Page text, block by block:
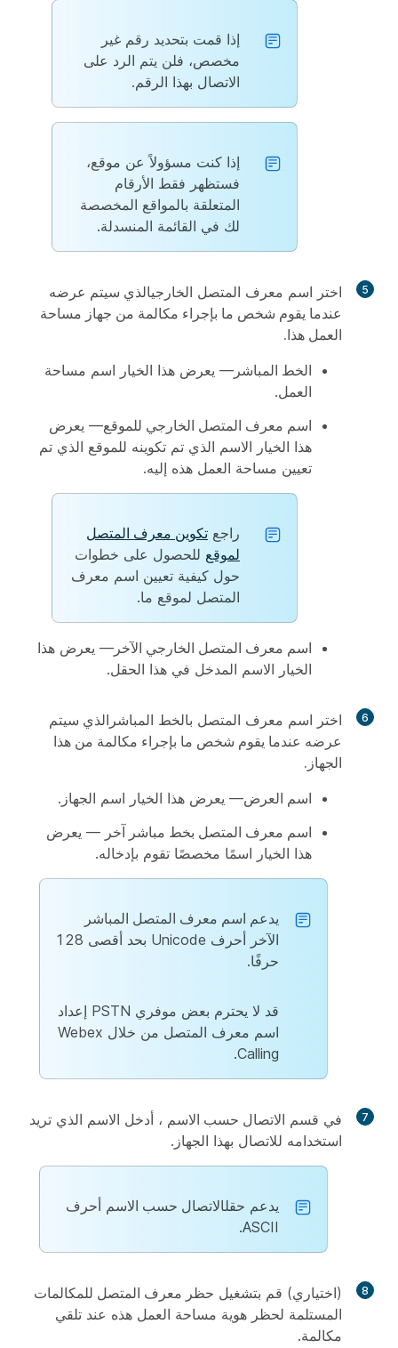
إذا قمت بتحديد رقم غير
مخصص، فلن يتم الرد على
الاتصال بهذا الرقم.
إذا كنت مسؤولاً عن موقع،
فستظهر فقط الأرقام
المتعلقة بالمواقع المخصصة
لك في القائمة المنسدلة.
5 اختر اسم معرف المتصل الخارجيالذي سيتم عرضه
عندما يقوم شخص ما بإجراء مكالمة من جهاز مساحة
العمل هذا.
الخط المباشر — يعرض هذا الخيار اسم مساحة
العمل.
اسم معرف المتصل الخارجي للموقع— يعرض
هذا الخيار الاسم الذي تم تكوينه للموقع الذي تم
تعيين مساحة العمل هذه إليه.
راجع تكوين معرف المتصل
لموقع للحصول على خطوات
حول كيفية تعيين اسم معرف
المتصل لموقع ما.
اسم معرف المتصل الخارجي الآخر — يعرض هذا
الخيار الاسم المدخل في هذا الحقل.
6 اختر اسم معرف المتصل بالخط المباشر الذي سيتم
عرضه عندما يقوم شخص ما بإجراء مكالمة من هذا
الجهاز.
اسم العرض— يعرض هذا الخيار اسم الجهاز.
اسم معرف المتصل بخط مباشر آخر — يعرض
هذا الخيار اسمًا مخصصًا تقوم بإدخاله.
يدعم اسم معرف المتصل المباشر
الآخر
أحرف Unicode بحد أقصى 128
حرفًا.
قد لا يحترم بعض موفري PSTN إعداد
اسم معرف المتصل من خلال Webex
Calling.
7 في قسم الاتصال حسب الاسم ، أدخل الاسم الذي تريد
استخدامه للاتصال بهذا الجهاز.
يدعم حقلالاتصال حسب الاسم أحرف
ASCII.
8 (اختياري) قم بتشغيل حظر معرف المتصل للمكالمات
المستلمة لحظر هوية مساحة العمل هذه عند تلقي
مكالمة.